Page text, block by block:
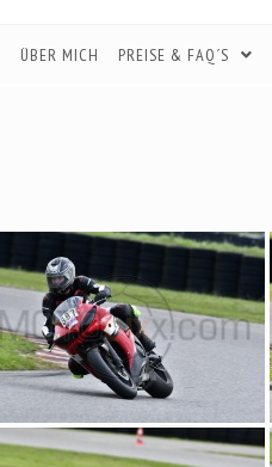
ÜBER MICH PREISE & FAQ´S